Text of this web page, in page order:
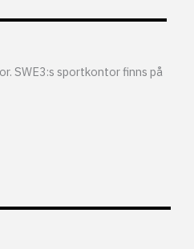
SWE3:s sportkontor finns på